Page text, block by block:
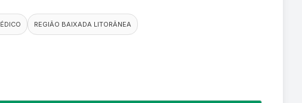
REGIÃO BAIXADA LITORÂNEA